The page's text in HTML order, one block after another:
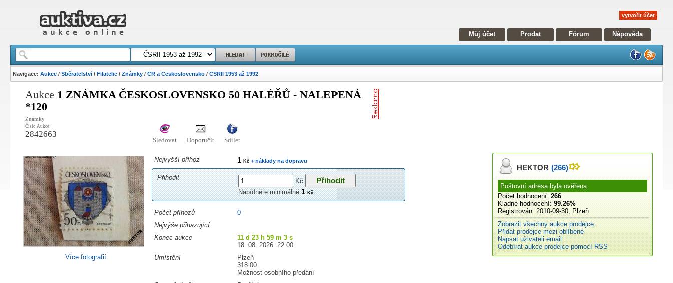
vytvořit účet
Můj účet Prodat Fórum Nápověda
Navigace:Aukce /Sběratelství /Filatelie /Známky /ČR a Československo /ČSRII 1953 až 1992
Aukce 1 ZNÁMKA ČESKOSLOVENSKO 50 HALÉŘŮ - NALEPENÁ
*120
Známky
Číslo Aukce:
2842663
Sledovat Doporučit Sdílet
Více fotografií
Nejvyšší příhoz 1Kč + náklady na dopravu
Přihodit
Kč
Nabídněte minimálně1Kč
Počet příhozů
0
Nejvýše přihazující
Konec aukce
11 d 23 h 59 m 3 s
18. 08. 2026. 22:00
Umístění
Plzeň
318 00
Možnost osobního předání
HEKTOR (266)
Poštovní adresa byla ověřena
Počet hodnocení: 266
Kladné hodnocení: 99.26%
Registrován: 2010-09-30, Plzeň
Zobrazit všechny aukce prodejce
Přidat prodejce mezi oblíbené
Napsat uživateli email
Odebírat aukce prodejce pomocí RSS